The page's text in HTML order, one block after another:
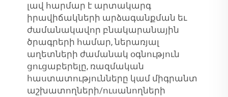
լավ հարմար է արտակարգ
իրավիճակների արձագանքման եւ
ժամանակավոր բնակարանային
ծրագրերի համար, ներառյալ
աղետների ժամանակ օգնություն
ցուցաբերելը, ռազմական
հաստատությունները կամ միգրանտ
աշխատողների/ուսանողների